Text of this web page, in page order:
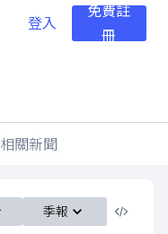
登入
免費註
冊
相關新聞
季報